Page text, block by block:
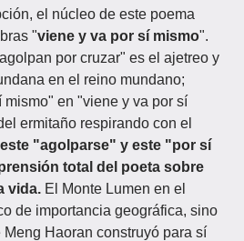
el núcleo de este poema
"viene y va por sí mismo".
por cruzar" es el ajetreo y
en el reino mundano;
mismo" en "viene y va por sí
ermitaño respirando con el
este "agolparse" y este "por sí
total del poeta sobre
vida. El Monte Lumen en el
de importancia geográfica, sino
Meng Haoran construyó para sí